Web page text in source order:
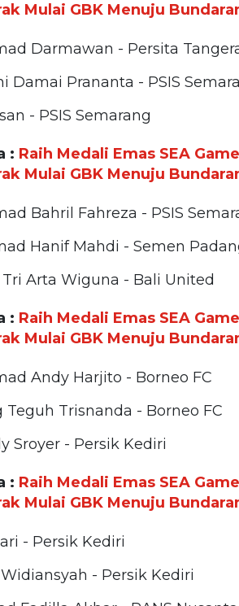
Mulai GBK Menuju
Darmawan - Persita
Damai Prananta - PSIS
- PSIS Semarang
: Raih Medali Emas SEA
Mulai GBK Menuju
Bahril Fahreza - PSIS
Hanif Mahdi - Semen
Tri Arta Wiguna - Bali United
: Raih Medali Emas SEA
Mulai GBK Menuju
Andy Harjito - Borneo FC
Teguh Trisnanda - Borneo FC
Sroyer - Persik Kediri
: Raih Medali Emas SEA
Mulai GBK Menuju
- Persik Kediri
- Persik Kediri